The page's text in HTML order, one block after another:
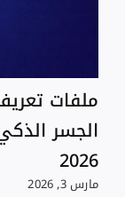
ملفات
الجسر
2026
مارس 3, 2026